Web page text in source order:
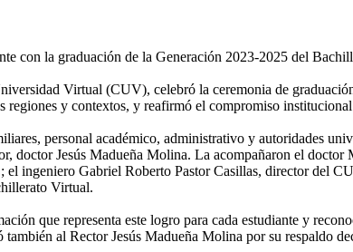
con la graduación de la Generación 2023-2025 del
Virtual (CUV), celebró la ceremonia de
regiones y contextos, y reafirmó el compromiso
personal académico, administrativo y autoridades
doctor Jesús Madueña Molina. La acompañaron el
Gabriel Roberto Pastor Casillas, director del
Virtual.
que representa este logro para cada estudiante y
al Rector Jesús Madueña Molina por su respaldo